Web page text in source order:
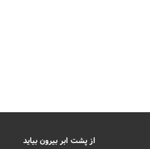
از پشت ابر بیرون بیاید